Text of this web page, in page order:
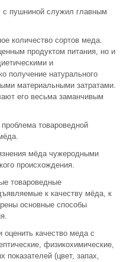
с пушниной служил главным
количество сортов меда.
продуктом питания, но и
и
получение натурального
материальными затратами.
его весьма заманчивым
товароведной
мёда чужеродными
происхождения.
товароведные
к качеству мёда, к
основные способы
качество меда с
физикохимические,
показателей (цвет, запах,